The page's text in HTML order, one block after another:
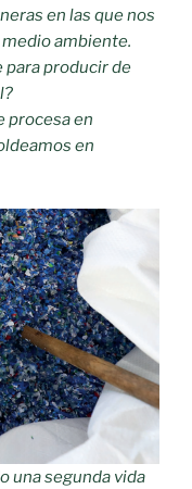
en las que nos
ambiente.
para producir de
procesa en
en
una segunda vida